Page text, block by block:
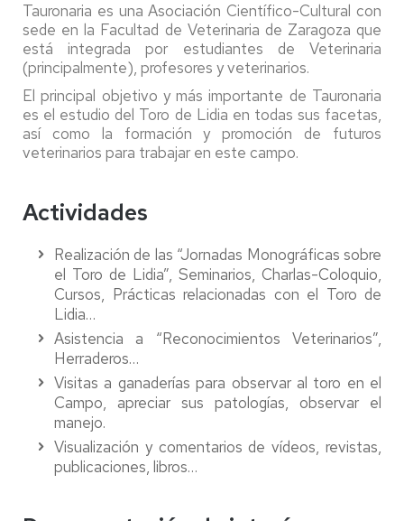
Tauronaria es una Asociación Científico-Cultural con
sede en la Facultad de Veterinaria de Zaragoza que
está integrada por estudiantes de Veterinaria
(principalmente), profesores y veterinarios.
El principal objetivo y más importante de Tauronaria
es el estudio del Toro de Lidia en todas sus facetas,
así como la formación y promoción de futuros
veterinarios para trabajar en este campo.
Actividades
Realización de las “Jornadas Monográficas sobre
el Toro de Lidia”, Seminarios, Charlas-Coloquio,
Cursos, Prácticas relacionadas con el Toro de
Lidia…
Asistencia a “Reconocimientos Veterinarios”,
Herraderos…
Visitas a ganaderías para observar al toro en el
Campo, apreciar sus patologías, observar el
manejo.
Visualización y comentarios de vídeos, revistas,
publicaciones, libros…